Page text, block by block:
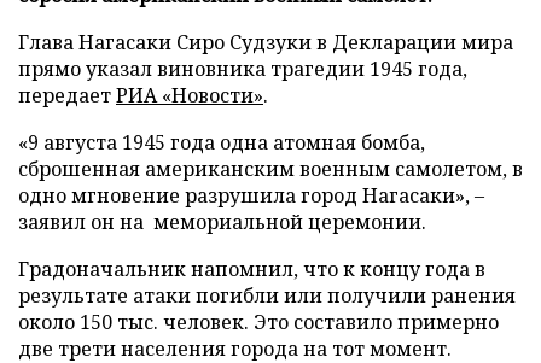
Глава Нагасаки Сиро Судзуки в Декларации мира
прямо указал виновника трагедии 1945 года,
передаетРИА «Новости».
«9 августа 1945 года одна атомная бомба,
сброшенная американским военным самолетом, в
одно мгновение разрушила город Нагасаки», –
заявил он на мемориальной церемонии.
Градоначальник напомнил, что к концу года в
результате атаки погибли или получили ранения
около 150 тыс. человек. Это составило примерно
две трети населения города на тот момент.